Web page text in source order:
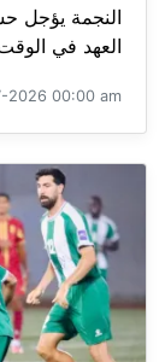
النجمة يؤجل
العهد في الوقت الإضافي
2026 00:00 am